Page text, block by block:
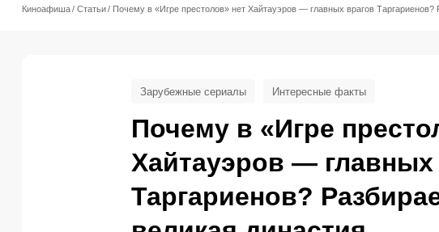
Киноафиша Статьи Почему в «Игре престолов» нет Хайтауэров — главных врагов Таргариенов?
Почему в «Игре
Хайтауэров — главных
Таргариенов?
Зарубежные сериалы Интересные факты